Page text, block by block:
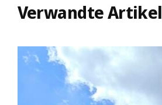
Verwandte Artikel